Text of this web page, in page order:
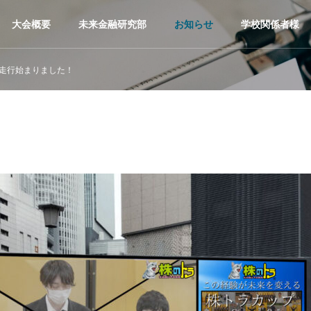
大会概要 未来金融研究部 お知らせ 学校関係者様
行始まりました！